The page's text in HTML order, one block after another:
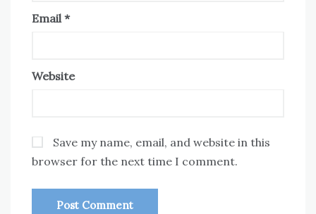
Email *
Website
Save my name, email, and website in this
browser for the next time I comment.